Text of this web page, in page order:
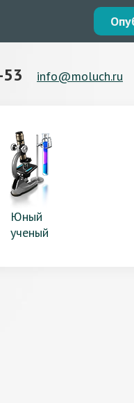
info@moluch.ru
Юный
ученый